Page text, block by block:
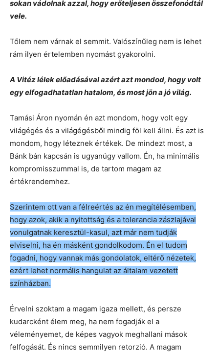
sokan vádolnak azzal, hogy erőteljesen összefonódtál
vele.
Tőlem nem várnak el semmit. Valószínűleg nem is lehet
rám ilyen értelemben nyomást gyakorolni.
A Vitéz lélek előadásával azért azt mondod, hogy volt
egy elfogadhatatlan hatalom, és most jön a jó világ.
Tamási Áron nyomán én azt mondom, hogy volt egy
világégés és a világégésből mindig föl kell állni. És azt is
mondom, hogy léteznek értékek. De mindezt most, a
Bánk bán kapcsán is ugyanúgy vallom. Én, ha minimális
kompromisszummal is, de tartom magam az
értékrendemhez.
Szerintem ott van a félreértés az én megítélésemben,
hogy azok, akik a nyitottság és a tolerancia zászlajával
vonulgatnak keresztül-kasul, azt már nem tudják
elviselni, ha én másként gondolkodom. Én el tudom
fogadni, hogy vannak más gondolatok, eltérő nézetek,
ezért lehet normális hangulat az általam vezetett
színházban.
Érvelni szoktam a magam igaza mellett, és persze
kudarcként élem meg, ha nem fogadják el a
véleményemet, de képes vagyok meghallani mások
felfogását. És nincs semmilyen retorzió. A magam